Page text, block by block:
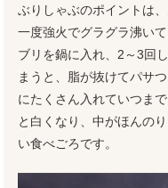
ぶりしゃぶのポイントは
一度強火でグラグラ沸い
ブリを鍋に入れ、2～3回
まうと、脂が抜けてパサ
にたくさん入れていつま
と白くなり、中がほんの
い食べごろです。